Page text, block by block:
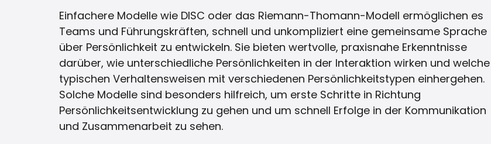
Einfachere Modelle wie DISC oder das Riemann-Thomann-Modell ermöglichen es
Teams und Führungskräften, schnell und unkompliziert eine gemeinsame Sprache
über Persönlichkeit zu entwickeln. Sie bieten wertvolle, praxisnahe Erkenntnisse
darüber, wie unterschiedliche Persönlichkeiten in der Interaktion wirken und welche
typischen Verhaltensweisen mit verschiedenen Persönlichkeitstypen einhergehen.
Solche Modelle sind besonders hilfreich, um erste Schritte in Richtung
Persönlichkeitsentwicklung zu gehen und um schnell Erfolge in der Kommunikation
und Zusammenarbeit zu sehen.